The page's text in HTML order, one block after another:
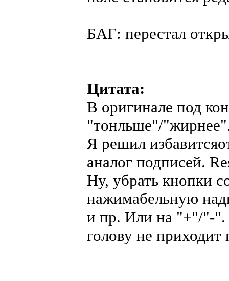
БАГ: перестал
Цитата:
В оригинале под
"тонльше"/
Я решил
аналог подписей.
Ну, убрать кнопки
нажимабельную
и пр. Или на "+"/"-".
голову не приходит